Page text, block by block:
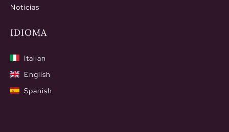
Noticias
IDIOMA
Italian
English
Spanish